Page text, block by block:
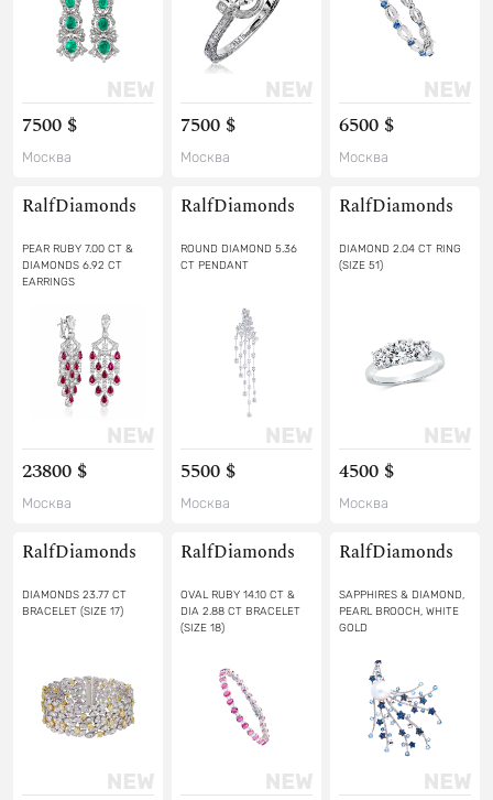
7500 $
Москва
7500 $
Москва
6500 $
Москва
RalfDiamonds
PEAR RUBY 7.00 CT &
DIAMONDS 6.92 CT
EARRINGS
23800 $
Москва
RalfDiamonds
ROUND DIAMOND 5.36
CT PENDANT
5500 $
Москва
RalfDiamonds
DIAMOND 2.04 CT RING
(SIZE 51)
4500 $
Москва
RalfDiamonds
DIAMONDS 23.77 CT
BRACELET (SIZE 17)
RalfDiamonds
OVAL RUBY 14.10 CT &
DIA 2.88 CT BRACELET
(SIZE 18)
RalfDiamonds
SAPPHIRES & DIAMOND,
PEARL BROOCH, WHITE
GOLD